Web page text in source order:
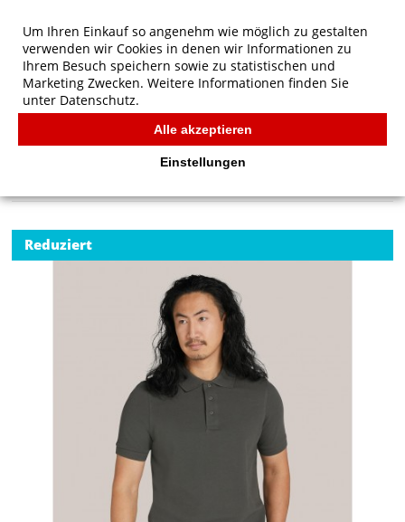
SG Signature Signature Tagless Polo Stretch Men
Reduziert
Um Ihren Einkauf so angenehm wie möglich zu gestalten
verwenden wir Cookies in denen wir Informationen zu
Ihrem Besuch speichern sowie zu statistischen und
Marketing Zwecken. Weitere Informationen finden Sie
unter Datenschutz.
Alle akzeptieren
Einstellungen